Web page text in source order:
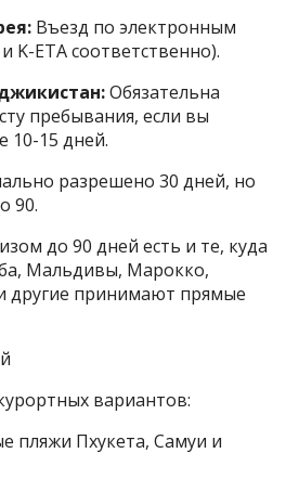
Въезд по электронным
K-ETA соответственно).
Обязательна
пребывания, если вы
10-15 дней.
разрешено 30 дней, но
90.
до 90 дней есть и те, куда
Мальдивы, Марокко,
другие принимают прямые
вариантов:
пляжи Пхукета, Самуи и